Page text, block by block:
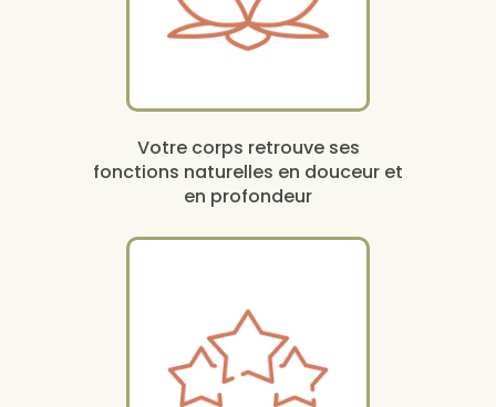
Votre corps retrouve ses
fonctions naturelles en douceur et
en profondeur